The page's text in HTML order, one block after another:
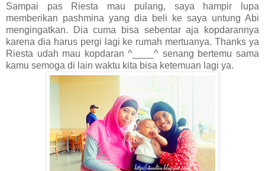
Sampai pas Riesta mau pulang, saya hampir lupa
memberikan pashmina yang dia beli ke saya untung Abi
mengingatkan. Dia cuma bisa sebentar aja kopdarannya
karena dia harus pergi lagi ke rumah mertuanya. Thanks ya
Riesta udah mau kopdaran ^____^ senang bertemu sama
kamu semoga di lain waktu kita bisa ketemuan lagi ya.